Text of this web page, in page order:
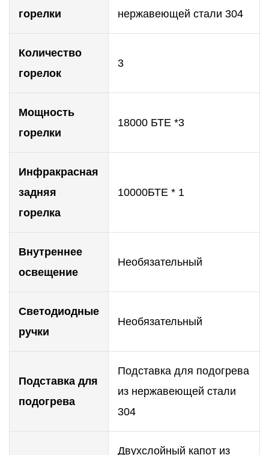
горелки
нержавеющей стали 304
Количество
горелок
3
Мощность
горелки
18000 БТЕ *3
Инфракрасная
задняя
горелка
10000БТЕ * 1
Внутреннее
освещение
Необязательный
Светодиодные
ручки
Необязательный
Подставка для
подогрева
Подставка для подогрева
из нержавеющей стали
304
Двухслойный капот из